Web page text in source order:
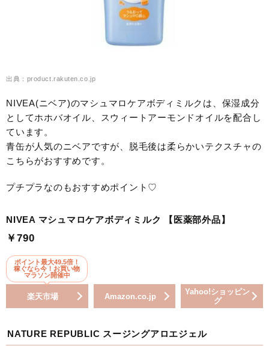
出典：product.rakuten.co.jp
NIVEA(ニベア)のマシュマロケアボディミルクは、保湿成分
としてホホバオイル、スウィートアーモンドオイルを配合し
ています。
青缶が人気のニベアですが、脱毛後は柔らかいテクスチャの
こちらがおすすめです。
プチプラなのもおすすめポイント♡
NIVEA マシュマロケアボディミルク 【医薬部外品】
￥790
ポイント最大49.5倍！
稼ぐなら今！お買い物
マラソン開催中
楽天市場 Amazon.co.jp
Yahoo!ショッピン
グ
NATURE REPUBLIC スージングアロエジェル